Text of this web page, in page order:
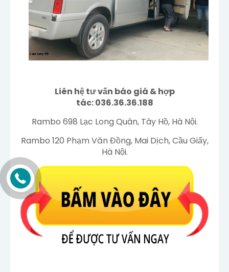
Liên hệ tư vấn báo giá &hợp
tác:036.36.36.188
Rambo 698 Lạc Long Quân, Tây Hồ, Hà Nội.
Rambo 120 Phạm Văn Đồng, Mai Dịch, Cầu Giấy,
Hà Nội.